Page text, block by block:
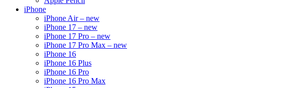
iPhone
iPhone Air – new
iPhone 17 – new
iPhone 17 Pro – new
iPhone 17 Pro Max – new
iPhone 16
iPhone 16 Plus
iPhone 16 Pro
iPhone 16 Pro Max